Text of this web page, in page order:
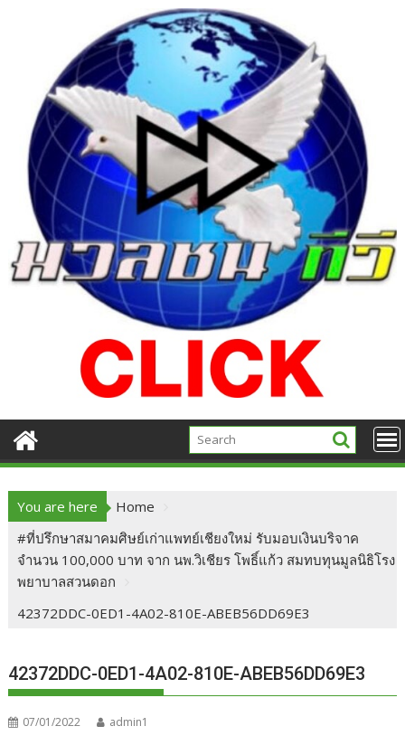
You are here
Home
#ที่ปรึกษาสมาคมศิษย์เก่าแพทย์เชียงใหม่ รับมอบเงินบริจาค
จำนวน 100,000 บาท จาก นพ.วิเชียร โพธิ์แก้ว สมทบทุนมูลนิธิโรง
พยาบาลสวนดอก
42372DDC-0ED1-4A02-810E-ABEB56DD69E3
42372DDC-0ED1-4A02-810E-ABEB56DD69E3
07/01/2022 admin1